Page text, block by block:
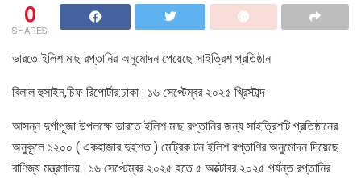
0
SHARES
ভারতে ইলিশ মাছ রপ্তানির অনুমোদন পেয়েছে সাইত্রিশ প্রতিষ্ঠান
বিলাল হুসাইন,চিফ রিপোর্টার:ঢাকা : ১৬ সেপ্টেম্বর ২০২৫ খ্রিস্টাব্দ
আসন্ন দুর্গাপূজা উপলক্ষে ভারতে ইলিশ মাছ রপ্তানির জন্য সাইত্রিশটি প্রতিষ্ঠানের
অনুকূলে ১২০০ ( একহাজার দুইশত ) মেট্রিক টন ইলিশ রপ্তাণির অনুমোদন দিয়েছে
বাণিজ্য মন্ত্রণালয়।১৬ সেপ্টেম্বর ২০২৫ হতে ৫ অক্টোবর ২০২৫ পর্যন্ত রপ্তানির